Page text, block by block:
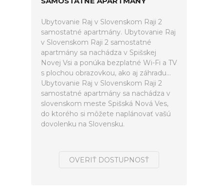
Ubytovanie Raj v Slovenskom Raji 2
samostatné apartmány. Ubytovanie Raj
v Slovenskom Raji 2 samostatné
apartmány sa nachádza v Spišskej
Novej Vsi a ponúka bezplatné Wi-Fi a TV
s plochou obrazovkou, ako aj záhradu...
Ubytovanie Raj v Slovenskom Raji 2
samostatné apartmány sa nachádza v
slovenskom meste Spišská Nová Ves,
do ktorého si môžete naplánovať vašú
dovolenku na Slovensku.
OVERIŤ DOSTUPNOSŤ